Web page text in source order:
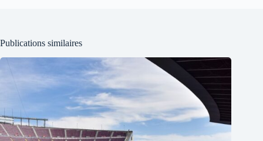
Publications similaires